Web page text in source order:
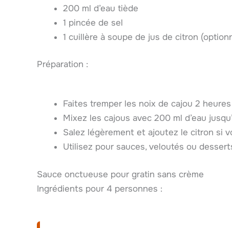
200 ml d’eau tiède
1 pincée de sel
1 cuillère à soupe de jus de citron
Préparation :
Faites tremper les noix de cajou 2
Mixez les cajous avec 200 ml d’eau
Salez légèrement et ajoutez le citron si
Utilisez pour sauces, veloutés ou
Sauce onctueuse pour gratin sans crème
Ingrédients pour 4 personnes :